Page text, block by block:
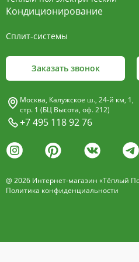
пластины, покрыт
покрытием чёрного цвета.
- изготавливается двух
анодированный
золото, бронза, чёрный,
дерево – дуб
нержавеющая сталь
Кондиционирование
Сплит-системы
Заказать звонок
Москва, Калужское ш., 24-й км, 1,
стр. 1 (БЦ Высота, оф. 212)
+7 495 118 92 76
@ 2026 Интернет-магазин «Тёплый
Политика конфиденциальности